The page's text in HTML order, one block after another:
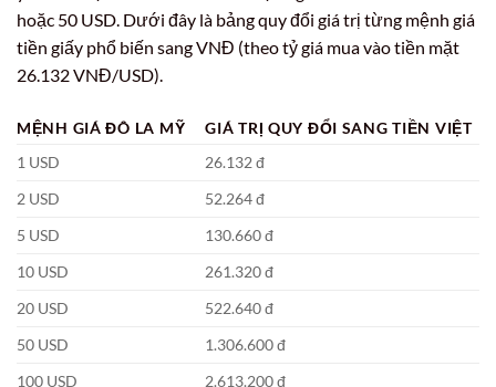
hoặc 50 USD. Dưới đây là bảng quy đổi giá trị từng mệnh giá
tiền giấy phổ biến sang VNĐ (theo tỷ giá mua vào tiền mặt
26.132 VNĐ/USD).
MỆNH GIÁ ĐÔ LA MỸ
GIÁ TRỊ QUY ĐỔI SANG TIỀN VIỆT
1 USD
26.132 đ
2 USD
52.264 đ
5 USD
130.660 đ
10 USD
261.320 đ
20 USD
522.640 đ
50 USD
1.306.600 đ
100 USD
2.613.200 đ